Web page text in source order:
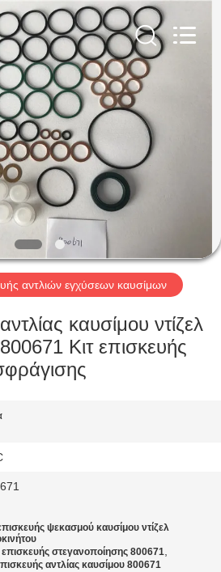
αντλιών εγχύσεων καυσίμων
καυσίμου ντίζελ
Κιτ επισκευής
ψεκασμού καυσίμου ντίζελ
επισκευής στεγανοποίησης 800671,
αντλίας καυσίμου 800671